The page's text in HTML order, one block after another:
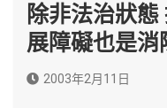
除非法治狀
展障礙也是
2003年2月11日